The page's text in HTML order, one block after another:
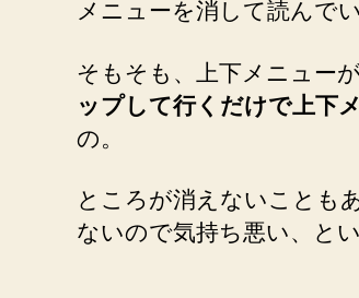
メニューを消して読んで
そもそも、上下メニュー
ップして行くだけで上下
の。
ところが消えないことも
ないので気持ち悪い、と